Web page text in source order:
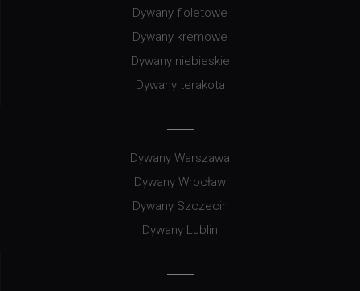
Dywany fioletowe
Dywany kremowe
Dywany niebieskie
Dywany terakota
Dywany Warszawa
Dywany Wrocław
Dywany Szczecin
Dywany Lublin